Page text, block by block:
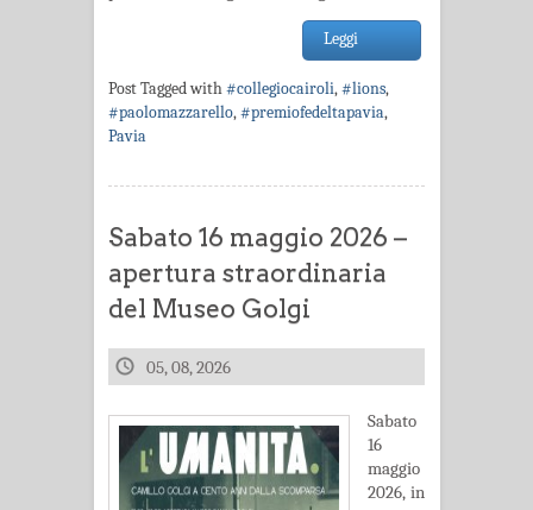
Leggi
Post Tagged with#collegiocairoli,#lions,
#paolomazzarello,#premiofedeltapavia,
Pavia
Sabato 16 maggio 2026 –
apertura straordinaria
del Museo Golgi
05, 08, 2026
Sabato
16
maggio
2026, in